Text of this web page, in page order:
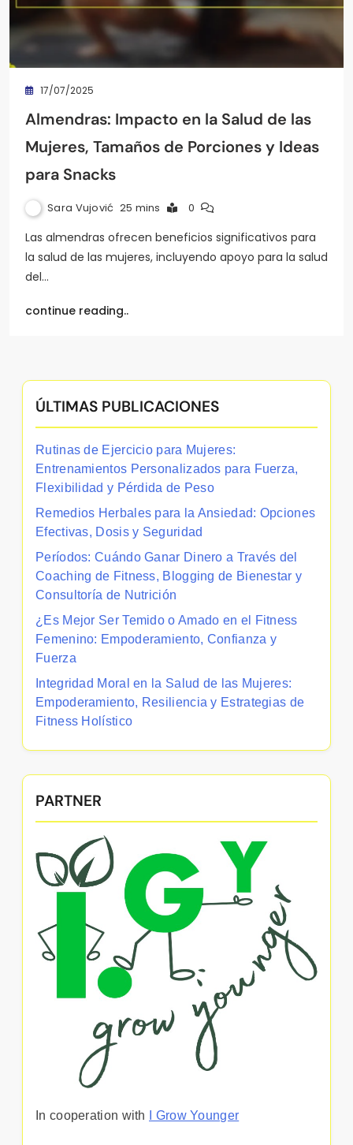
17/07/2025
Almendras: Impacto en la Salud de las
Mujeres, Tamaños de Porciones y Ideas
para Snacks
Sara Vujović 25 mins 0
Las almendras ofrecen beneficios significativos para
la salud de las mujeres, incluyendo apoyo para la salud
del…
continue reading..
ÚLTIMAS PUBLICACIONES
Rutinas de Ejercicio para Mujeres:
Entrenamientos Personalizados para Fuerza,
Flexibilidad y Pérdida de Peso
Remedios Herbales para la Ansiedad: Opciones
Efectivas, Dosis y Seguridad
Períodos: Cuándo Ganar Dinero a Través del
Coaching de Fitness, Blogging de Bienestar y
Consultoría de Nutrición
¿Es Mejor Ser Temido o Amado en el Fitness
Femenino: Empoderamiento, Confianza y
Fuerza
Integridad Moral en la Salud de las Mujeres:
Empoderamiento, Resiliencia y Estrategias de
Fitness Holístico
PARTNER
In cooperation with I Grow Younger